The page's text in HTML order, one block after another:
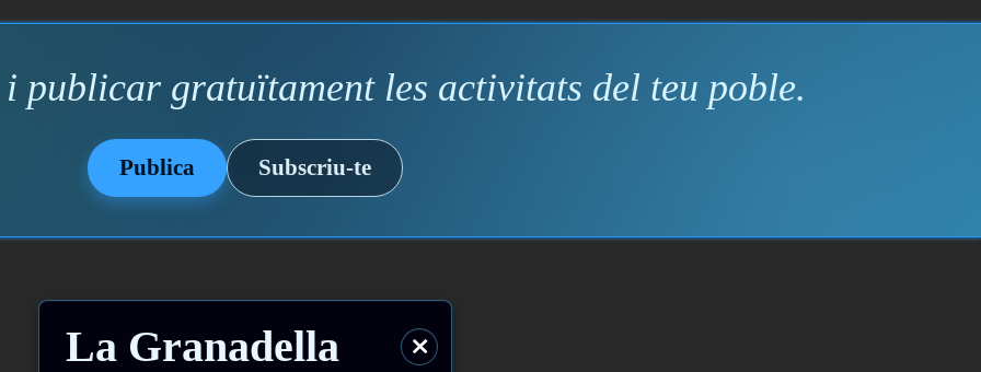
publicar gratuïtament les activitats del teu poble.
Publica Subscriu-te
La Granadella ⨯